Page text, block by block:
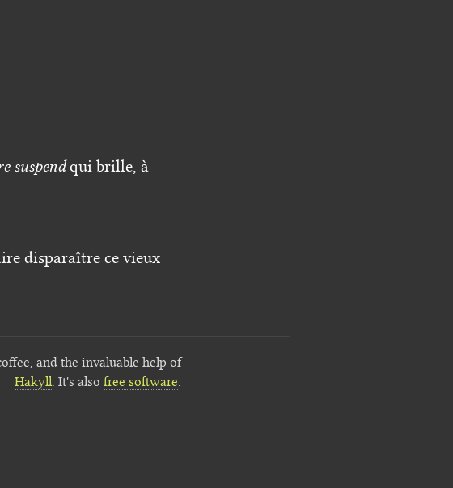
suspendqui brille, à
disparaître ce vieux
and the invaluable help of
Hakyll. It's also free software.